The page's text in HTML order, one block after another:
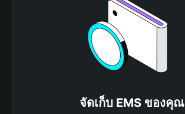
จัดเก็บ EMS ของคุณ